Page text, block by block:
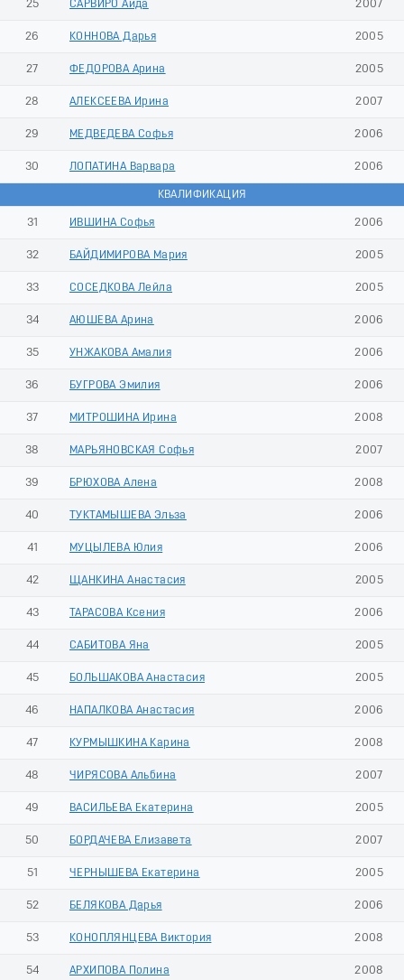
25 САРВИРО Аида 2007
26 КОННОВА Дарья 2005
27 ФЕДОРОВА Арина 2005
28 АЛЕКСЕЕВА Ирина 2007
29 МЕДВЕДЕВА Софья 2006
30 ЛОПАТИНА Варвара 2006
КВАЛИФИКАЦИЯ
31 ИВШИНА Софья 2006
32 БАЙДИМИРОВА Мария 2005
33 СОСЕДКОВА Лейла 2005
34 АЮШЕВА Арина 2006
35 УНЖАКОВА Амалия 2006
36 БУГРОВА Эмилия 2006
37 МИТРОШИНА Ирина 2008
38 МАРЬЯНОВСКАЯ Софья 2007
39 БРЮХОВА Алена 2008
40 ТУКТАМЫШЕВА Эльза 2006
41 МУЦЫЛЕВА Юлия 2006
42 ЩАНКИНА Анастасия 2005
43 ТАРАСОВА Ксения 2006
44 САБИТОВА Яна 2005
45 БОЛЬШАКОВА Анастасия 2005
46 НАПАЛКОВА Анастасия 2006
47 КУРМЫШКИНА Карина 2008
48 ЧИРЯСОВА Альбина 2007
49 ВАСИЛЬЕВА Екатерина 2005
50 БОРДАЧЕВА Елизавета 2007
51 ЧЕРНЫШЕВА Екатерина 2005
52 БЕЛЯКОВА Дарья 2006
53 КОНОПЛЯНЦЕВА Виктория 2008
54 АРХИПОВА Полина 2008